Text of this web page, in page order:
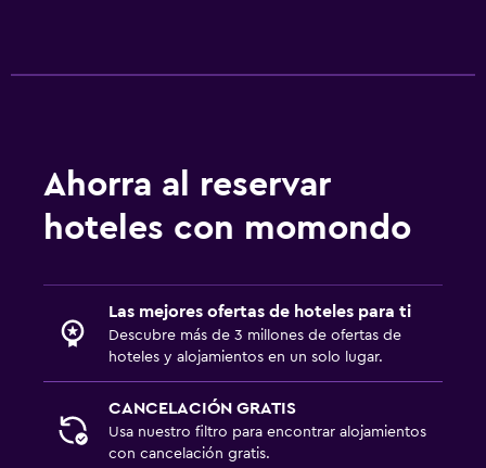
Recepción 24 horas
Caja fuerte
Ideal para familias
Cuidado de niños o guardería
Piscina (para niños)
Comidas para niños
Ahorra al reservar
hoteles con momondo
Las mejores ofertas de hoteles para ti
Descubre más de 3 millones de ofertas de
hoteles y alojamientos en un solo lugar.
CANCELACIÓN GRATIS
Usa nuestro filtro para encontrar alojamientos
con cancelación gratis.